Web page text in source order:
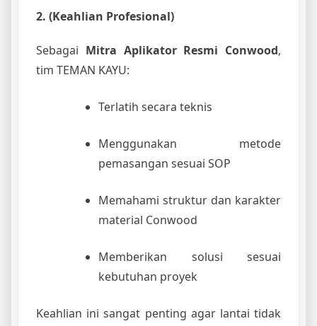
2. (Keahlian Profesional)
Sebagai Mitra Aplikator Resmi Conwood,
tim TEMAN KAYU:
Terlatih secara teknis
Menggunakan metode
pemasangan sesuai SOP
Memahami struktur dan karakter
material Conwood
Memberikan solusi sesuai
kebutuhan proyek
Keahlian ini sangat penting agar lantai tidak